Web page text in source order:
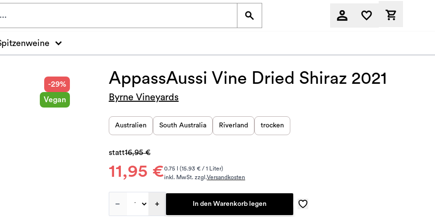
-29%
Vegan
AppassAussi Vine Dried Shiraz 2021
Byrne Vineyards
Australien South Australia Riverland trocken
11,95 €
statt16,95 €
0.75 l (15.93 € / 1 Liter)
inkl. MwSt. zzgl.Versandkosten
– + In den Warenkorb legen